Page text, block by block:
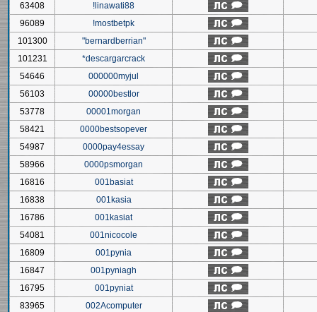
63408
!linawati88
96089
!mostbetpk
101300
"bernardberrian"
101231
*descargarcrack
54646
000000myjul
56103
00000bestlor
53778
00001morgan
58421
0000bestsopever
54987
0000pay4essay
58966
0000psmorgan
16816
001basiat
16838
001kasia
16786
001kasiat
54081
001nicocole
16809
001pynia
16847
001pyniagh
16795
001pyniat
83965
002Acomputer